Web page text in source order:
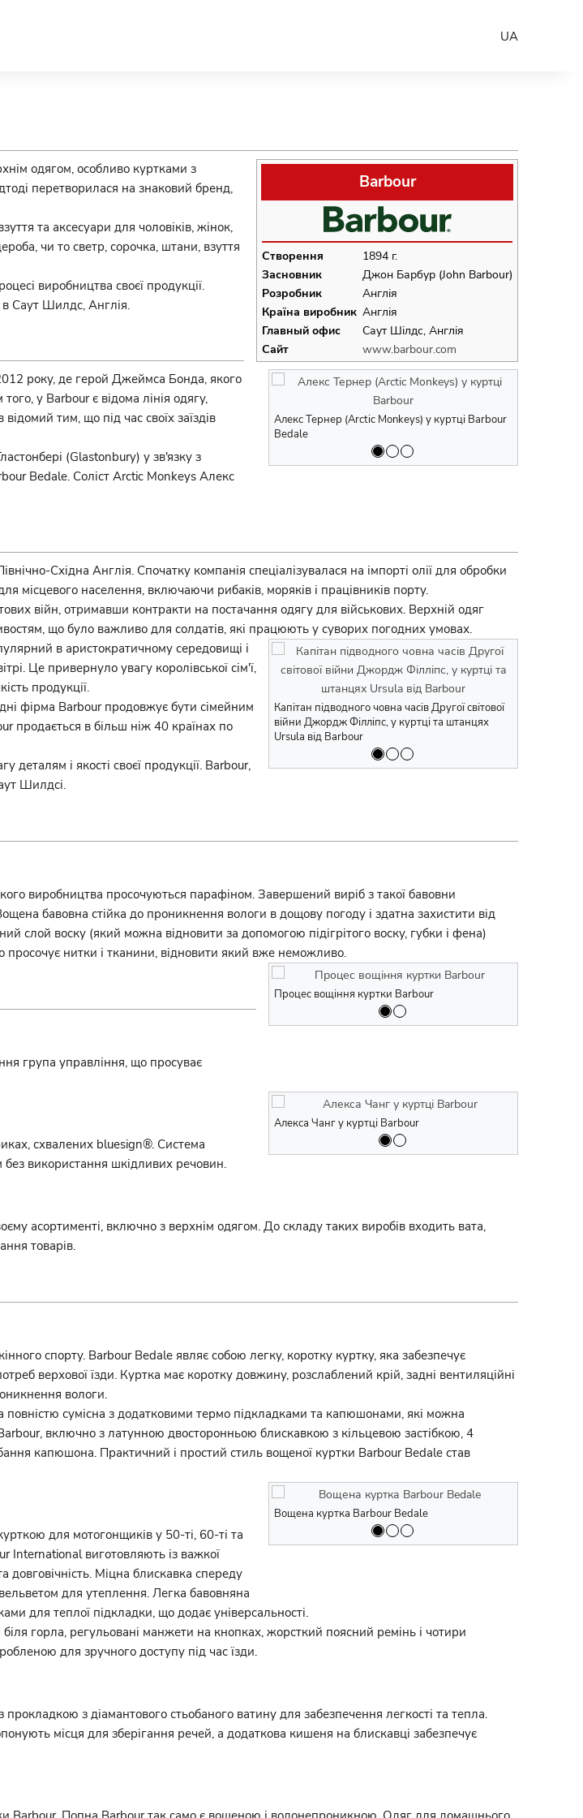
UA
Barbour
Створення
1894 г.
Засновник
Джон Барбур (John Barbour)
Розробник
Англія
Країна виробник Англія
Главный офис
Саут Шілдс, Англія
Сайт
www.barbour.com
одягом, особливо куртками з
перетворилася на знаковий бренд,
та аксесуари для чоловіків, жінок,
чи то светр, сорочка, штани, взуття
виробництва своєї продукції.
Саут Шилдс, Англія.
Алекс Тернер (Arctic Monkeys) у куртці Barbour
Bedale
року, де герой Джеймса Бонда, якого
у Barbour є відома лінія одягу,
тим, що під час своїх заїздів
(Glastonbury) у зв'язку з
Bedale. Соліст Arctic Monkeys Алекс
Східна Англія. Спочатку компанія спеціалізувалася на імпорті олії для обробки
населення, включаючи рибаків, моряків і працівників порту.
війн, отримавши контракти на постачання одягу для військових. Верхній одяг
що було важливо для солдатів, які працюють у суворих погодних умовах.
Капітан підводного човна часів Другої світової
війни Джордж Філліпс, у куртці та штанцях
Ursula від Barbour
в аристократичному середовищі і
Це привернуло увагу королівської сім'ї,
продукції.
фірма Barbour продовжує бути сімейним
продається в більш ніж 40 країнах по
деталям і якості своєї продукції. Barbour,
Шилдсі.
виробництва просочуються парафіном. Завершений виріб з такої бавовни
бавовна стійка до проникнення вологи в дощову погоду і здатна захистити від
слой воску (який можна відновити за допомогою підігрітого воску, губки і фена)
нитки і тканини, відновити який вже неможливо.
Процес вощіння куртки Barbour
група управління, що просуває
Алекса Чанг у куртці Barbour
схвалених bluesign®. Система
використання шкідливих речовин.
асортименті, включно з верхнім одягом. До складу таких виробів входить вата,
товарів.
спорту. Barbour Bedale являє собою легку, коротку куртку, яка забезпечує
верхової їзди. Куртка має коротку довжину, розслаблений крій, задні вентиляційні
вологи.
повністю сумісна з додатковими термо підкладками та капюшонами, які можна
включно з латунною двосторонньою блискавкою з кільцевою застібкою, 4
капюшона. Практичний і простий стиль вощеної куртки Barbour Bedale став
Вощена куртка Barbour Bedale
для мотогонщиків у 50-ті, 60-ті та
International виготовляють із важкої
довговічність. Міцна блискавка спереду
для утеплення. Легка бавовняна
для теплої підкладки, що додає універсальності.
горла, регульовані манжети на кнопках, жорсткий поясний ремінь і чотири
для зручного доступу під час їзди.
з діамантового стьобаного ватину для забезпечення легкості та тепла.
місця для зберігання речей, а додаткова кишеня на блискавці забезпечує